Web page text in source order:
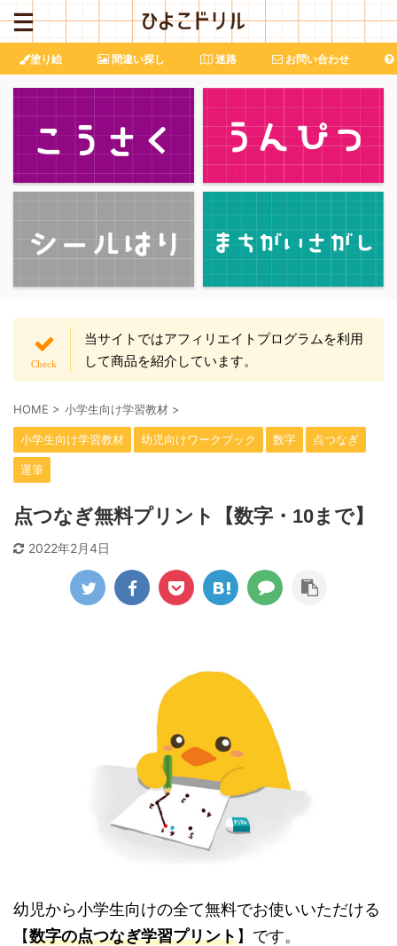
塗り絵 間違い探し 迷路 お問い合わせ
当サイトではアフィリエイトプログラムを利用
して商品を紹介しています。
HOME > 小学生向け学習教材 >
小学生向け学習教材 幼児向けワークブック 数字 点つなぎ
運筆
点つなぎ無料プリント【数字・10まで】
2022年2月4日
幼児から小学生向けの全て無料でお使いいただける
【数字の点つなぎ学習プリント】です。